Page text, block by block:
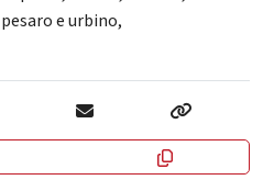
pesaro e urbino,